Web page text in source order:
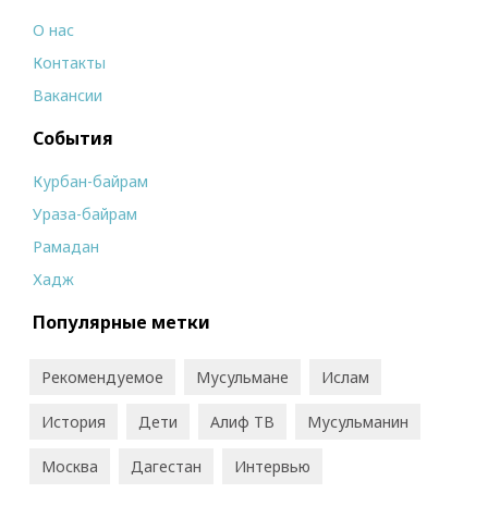
О нас
Контакты
Вакансии
События
Курбан-байрам
Ураза-байрам
Рамадан
Хадж
Популярные метки
Рекомендуемое Мусульмане Ислам
История Дети Алиф ТВ Мусульманин
Москва Дагестан Интервью